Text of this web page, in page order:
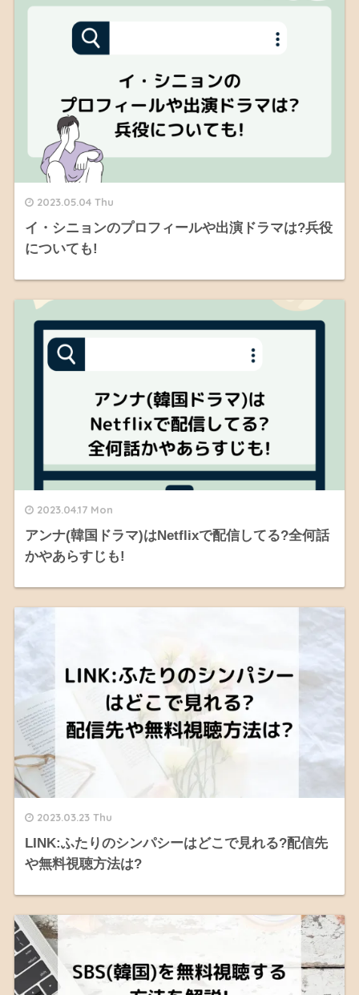
2023.05.04 Thu
イ・シニョンのプロフィールや出演ドラマは?兵役
についても!
2023.04.17 Mon
アンナ(韓国ドラマ)はNetflixで配信してる?全何話
かやあらすじも!
2023.03.23 Thu
LINK:ふたりのシンパシーはどこで見れる?配信先
や無料視聴方法は?